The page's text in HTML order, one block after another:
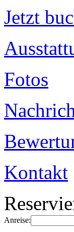
Jetzt
Fotos
Kontakt
Anreise: